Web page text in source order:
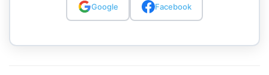
Google Facebook